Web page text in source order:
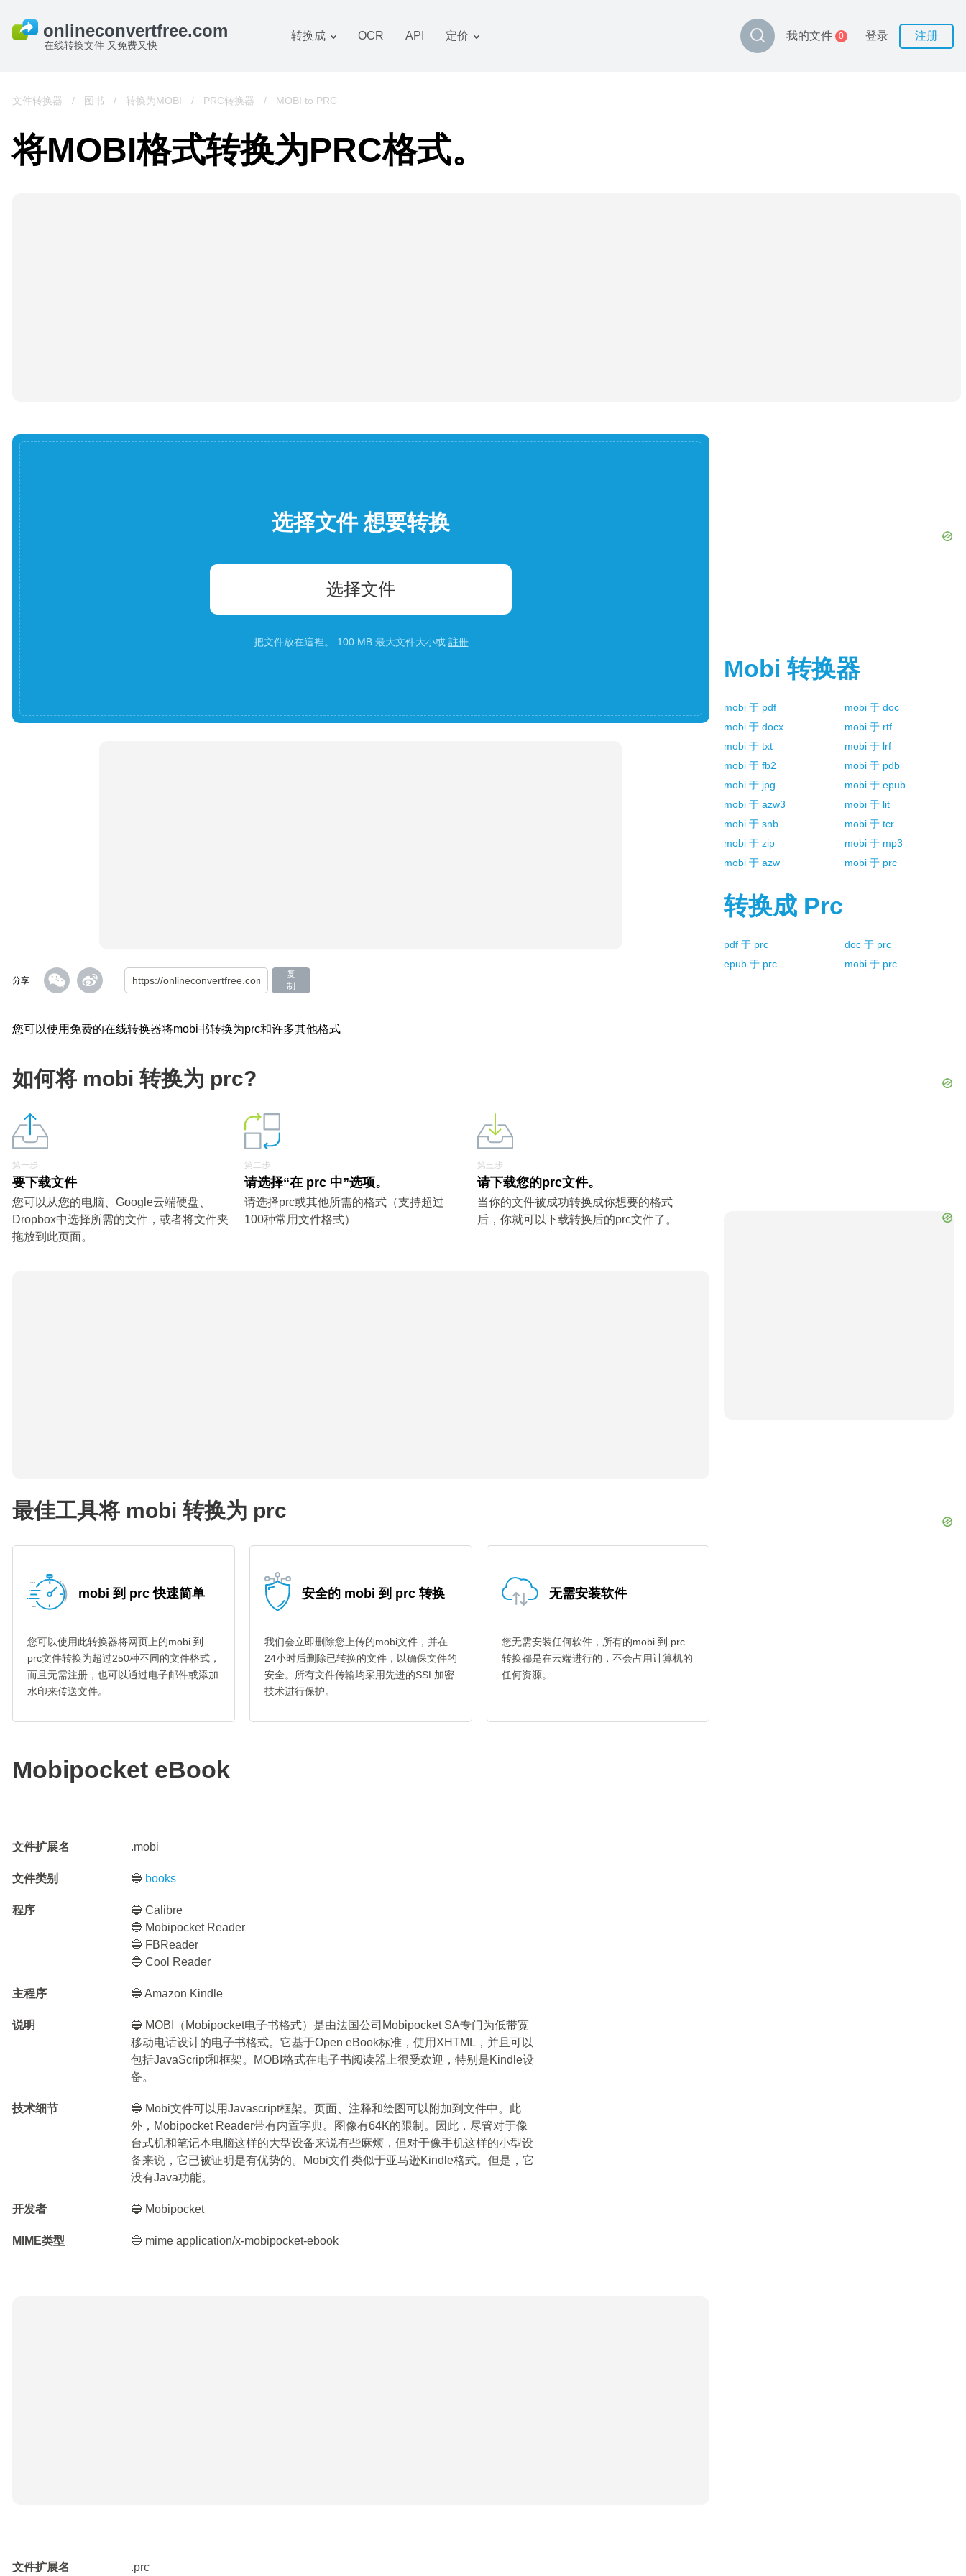
在线转换文件 又免费又快
转换成
图像 转换器
书籍 转换器
OCR API 定价 我的文件 0 登录 注册
文件转换器 / 图书 / 转换为MOBI / PRC转换器 / MOBI to PRC
将MOBI格式转换为PRC格式。
选择文件 想要转换
选择文件
把文件放在這裡。 100 MB 最大文件大小或 註冊
分享
复
制
您可以使用免费的在线转换器将mobi书转换为prc和许多其他格式
如何将 mobi 转换为 prc?
第一步
要下载文件
您可以从您的电脑、Google云端硬盘、
Dropbox中选择所需的文件，或者将文件夹
拖放到此页面。
第二步
请选择“在 prc 中”选项。
请选择prc或其他所需的格式（支持超过
100种常用文件格式）
第三步
请下载您的prc文件。
当你的文件被成功转换成你想要的格式
后，你就可以下载转换后的prc文件了。
最佳工具将 mobi 转换为 prc
mobi 到 prc 快速简单
您可以使用此转换器将网页上的mobi 到
prc文件转换为超过250种不同的文件格式，
而且无需注册，也可以通过电子邮件或添加
水印来传送文件。
安全的 mobi 到 prc 转换
我们会立即删除您上传的mobi文件，并在
24小时后删除已转换的文件，以确保文件的
安全。所有文件传输均采用先进的SSL加密
技术进行保护。
无需安装软件
您无需安装任何软件，所有的mobi 到 prc
转换都是在云端进行的，不会占用计算机的
任何资源。
Mobipocket eBook
文件扩展名 .mobi
文件类别 🔵 books
程序
🔵 Calibre
🔵 Mobipocket Reader
🔵 FBReader
🔵 Cool Reader
主程序 🔵 Amazon Kindle
说明
🔵 MOBI（Mobipocket电子书格式）是由法国公司Mobipocket SA专门为低带宽
移动电话设计的电子书格式。它基于Open eBook标准，使用XHTML，并且可以
包括JavaScript和框架。MOBI格式在电子书阅读器上很受欢迎，特别是Kindle设
备。
技术细节
🔵 Mobi文件可以用Javascript框架。页面、注释和绘图可以附加到文件中。此
外，Mobipocket Reader带有内置字典。图像有64K的限制。因此，尽管对于像
台式机和笔记本电脑这样的大型设备来说有些麻烦，但对于像手机这样的小型设
备来说，它已被证明是有优势的。Mobi文件类似于亚马逊Kindle格式。但是，它
没有Java功能。
开发者 🔵 Mobipocket
MIME类型 🔵 mime application/x-mobipocket-ebook
文件扩展名 .prc
Mobi 转换器
mobi 于 pdf mobi 于 doc
mobi 于 docx mobi 于 rtf
mobi 于 txt mobi 于 lrf
mobi 于 fb2 mobi 于 pdb
mobi 于 jpg mobi 于 epub
mobi 于 azw3 mobi 于 lit
mobi 于 snb mobi 于 tcr
mobi 于 zip mobi 于 mp3
mobi 于 azw mobi 于 prc
转换成 Prc
pdf 于 prc doc 于 prc
epub 于 prc mobi 于 prc